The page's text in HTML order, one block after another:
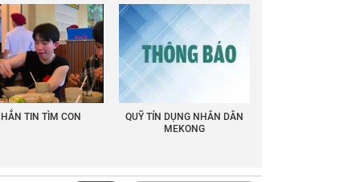
TIN TÌM CON
QUỸ TÍN DỤNG NHÂN DÂN
MEKONG